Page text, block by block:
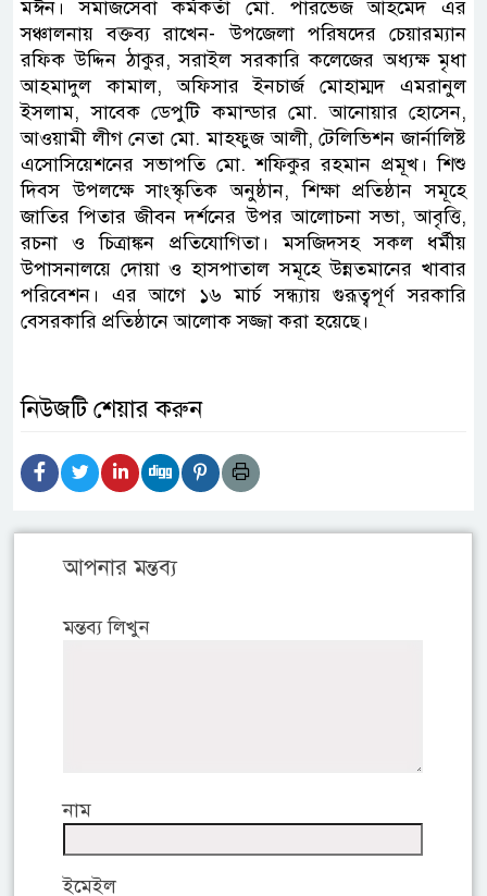
মঈন। সমাজসেবা কর্মকর্তা মো. পারভেজ আহমেদ এর
সঞ্চালনায় বক্তব্য রাখেন- উপজেলা পরিষদের চেয়ারম্যান
রফিক উদ্দিন ঠাকুর, সরাইল সরকারি কলেজের অধ্যক্ষ মৃধা
আহমাদুল কামাল, অফিসার ইনচার্জ মোহাম্মদ এমরানুল
ইসলাম, সাবেক ডেপুটি কমান্ডার মো. আনোয়ার হোসেন,
আওয়ামী লীগ নেতা মো. মাহফুজ আলী, টেলিভিশন জার্নালিষ্ট
এসোসিয়েশনের সভাপতি মো. শফিকুর রহমান প্রমূখ। শিশু
দিবস উপলক্ষে সাংস্কৃতিক অনুষ্ঠান, শিক্ষা প্রতিষ্ঠান সমূহে
জাতির পিতার জীবন দর্শনের উপর আলোচনা সভা, আবৃত্তি,
রচনা ও চিত্রাঙ্কন প্রতিযোগিতা। মসজিদসহ সকল ধর্মীয়
উপাসনালয়ে দোয়া ও হাসপাতাল সমূহে উন্নতমানের খাবার
পরিবেশন। এর আগে ১৬ মার্চ সন্ধ্যায় গুরূত্বপূর্ণ সরকারি
বেসরকারি প্রতিষ্ঠানে আলোক সজ্জা করা হয়েছে।
নিউজটি শেয়ার করুন
আপনার মন্তব্য
মন্তব্য লিখুন
নাম
ইমেইল